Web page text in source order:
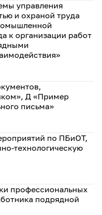
управления
и охраной труда
к организации работ
Д «Пример
письма»
по ПБиОТ,
технологическую
профессиональных
подрядной